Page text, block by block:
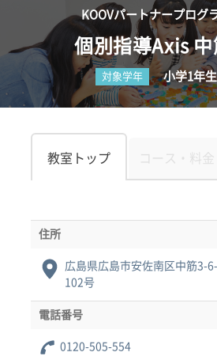
KOOVパートナープログ
個別指導Axis 中
対象学年 小学1年
教室トップ コース・料金
住所
広島県広島市安佐南区中筋3-
102号
電話番号
0120-505-554